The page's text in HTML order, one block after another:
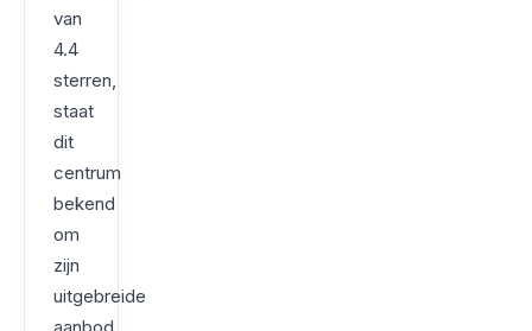
van
4.4
sterren,
staat
dit
centrum
bekend
om
zijn
uitgebreide